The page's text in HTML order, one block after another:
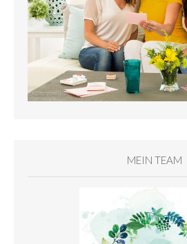
MEIN TEAM